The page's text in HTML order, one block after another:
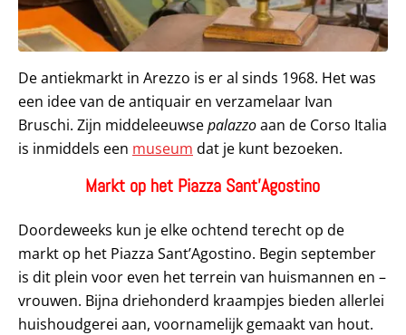
De antiekmarkt in Arezzo is er al sinds 1968. Het was
een idee van de antiquair en verzamelaar Ivan
Bruschi. Zijn middeleeuwsepalazzoaan de Corso Italia
is inmiddels een museum dat je kunt bezoeken.
Markt op het Piazza Sant’Agostino
Doordeweeks kun je elke ochtend terecht op de
markt op het Piazza Sant’Agostino. Begin september
is dit plein voor even het terrein van huismannen en –
vrouwen. Bijna driehonderd kraampjes bieden allerlei
huishoudgerei aan, voornamelijk gemaakt van hout.